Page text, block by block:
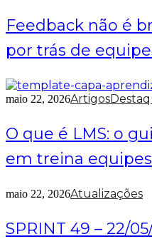
Feedback não é
por trás de
ce
maio 22, 2026Artigos
O que é LMS: o
em treina equipes
maio 22, 2026Atualizações
SPRINT 49 – 22/